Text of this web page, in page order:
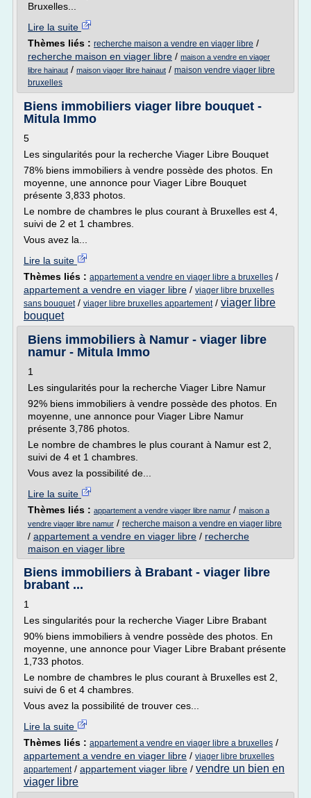
Bruxelles...
Lire la suite
Thèmes liés : recherche maison a vendre en viager libre /
recherche maison en viager libre / maison a vendre en viager
libre hainaut / maison viager libre hainaut / maison vendre viager libre
bruxelles
Biens immobiliers viager libre bouquet -
Mitula Immo
5
Les singularités pour la recherche Viager Libre Bouquet
78% biens immobiliers à vendre possède des photos. En
moyenne, une annonce pour Viager Libre Bouquet
présente 3,833 photos.
Le nombre de chambres le plus courant à Bruxelles est 4,
suivi de 2 et 1 chambres.
Vous avez la...
Lire la suite
Thèmes liés : appartement a vendre en viager libre a bruxelles /
appartement a vendre en viager libre / viager libre bruxelles
sans bouquet/ viager libre bruxelles appartement/ viager libre
bouquet
Biens immobiliers à Namur - viager libre
namur - Mitula Immo
1
Les singularités pour la recherche Viager Libre Namur
92% biens immobiliers à vendre possède des photos. En
moyenne, une annonce pour Viager Libre Namur
présente 3,786 photos.
Le nombre de chambres le plus courant à Namur est 2,
suivi de 4 et 1 chambres.
Vous avez la possibilité de...
Lire la suite
Thèmes liés : appartement a vendre viager libre namur / maison a
vendre viager libre namur / recherche maison a vendre en viager libre
/ appartement a vendre en viager libre / recherche
maison en viager libre
Biens immobiliers à Brabant - viager libre
brabant ...
1
Les singularités pour la recherche Viager Libre Brabant
90% biens immobiliers à vendre possède des photos. En
moyenne, une annonce pour Viager Libre Brabant présente
1,733 photos.
Le nombre de chambres le plus courant à Bruxelles est 2,
suivi de 6 et 4 chambres.
Vous avez la possibilité de trouver ces...
Lire la suite
Thèmes liés : appartement a vendre en viager libre a bruxelles /
appartement a vendre en viager libre / viager libre bruxelles
appartement/ appartement viager libre / vendre un bien en
viager libre